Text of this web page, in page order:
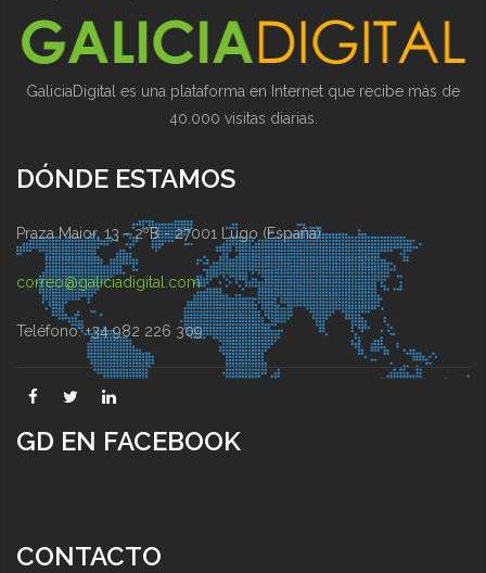
GaliciaDigital es una plataforma en Internet que recibe más de
40.000 visitas diarias.
DÓNDE ESTAMOS
Praza Maior, 13 - 2ºB - 27001 Lugo (España)
correo@galiciadigital.com
Teléfono: +34 982 226 309
GD EN FACEBOOK
CONTACTO